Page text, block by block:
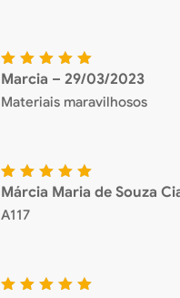
Avaliaçã
5
Marcia – 29/03/2023
Materiais maravilhosos
Avaliaçã
5
Márcia Maria de Souza
A117